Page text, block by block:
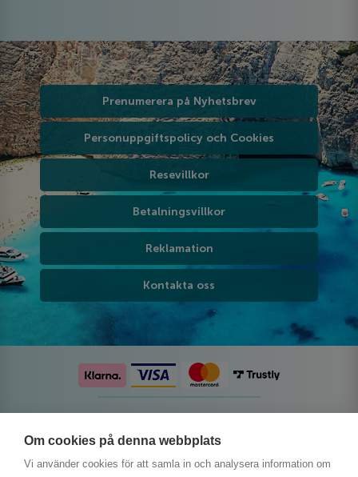
Om cookies på denna webbplats
Vi använder cookies för att samla in och analysera information om
Prenumerera på Nyhetsbrev
Personuppgiftspolicy och Cookies
Resevillkor
Betalningsvillkor
Reklamation
Kontakta oss